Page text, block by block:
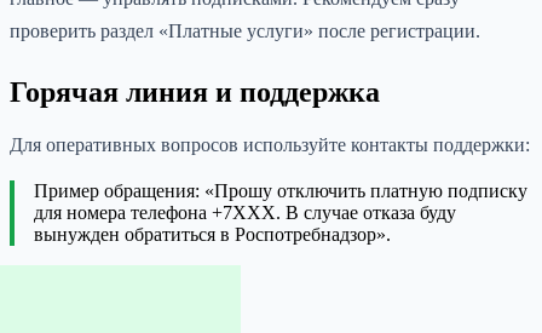
проверить раздел «Платные услуги» после регистрации.
Горячая линия и поддержка
Для оперативных вопросов используйте контакты поддержки:
Пример обращения: «Прошу отключить платную подписку
для номера телефона +7XXX. В случае отказа буду
вынужден обратиться в Роспотребнадзор».